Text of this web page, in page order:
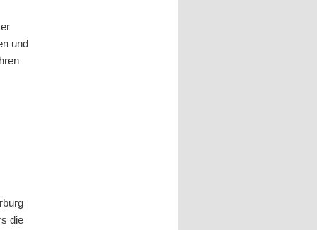
und
die